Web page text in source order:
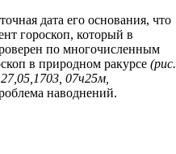
дата его основания, что
гороскоп, который в
по многочисленным
в природном ракурсе (рис.
07ч25м,
наводнений.